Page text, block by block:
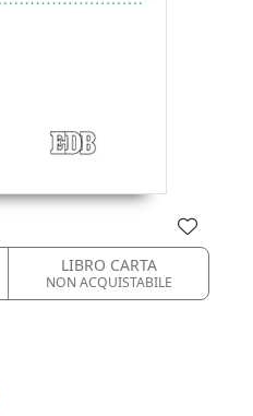
LIBRO CARTA
NON ACQUISTABILE